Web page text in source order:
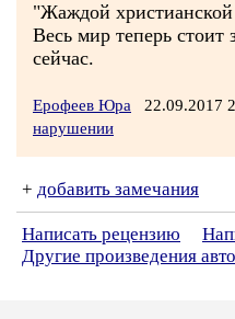
"Жаждой
Весь мир теперь стоит
сейчас.
Ерофеев Юра 22.09.2017
нарушении
+ добавить замечания
Написать рецензию
Другие произведения